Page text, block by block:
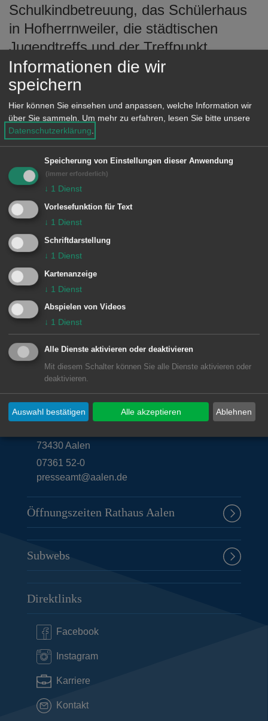
Schulkindbetreuung, das Schülerhaus
in Hofherrnweiler, die städtischen
Jugendtreffs und der Treffpunkt
Rötenberg sind an diesem Tag nicht
geöffnet. Auch die Stadtbibliothek und
ihre Zweigstellen sowie das
Urweltmuseum und die
Begegnungsstätte Bürgerspital haben
geschlossen.
Das Besucherbergwerk „Tiefer Stollen“
sowie das Limesmuseum Aalen haben
an diesem Tag geöffnet und können zu
den üblichen Öffnungszeiten besucht
werden.
© Stadt Aalen, 11.07.2019
Unsere Anschrift
Rathaus Aalen
73430Aalen
07361 52-0
presseamt@aalen.de
Öffnungszeiten Rathaus Aalen
Subwebs
Direktlinks
Facebook
Instagram
Karriere
Kontakt
Informationen die wir
speichern
Hier können Sie einsehen und anpassen, welche Information wir
über Sie sammeln. Um mehr zu erfahren, lesen Sie bitte unsere
Datenschutzerklärung.
Speicherung von Einstellungen dieser Anwendung
(immer erforderlich)
↓ 1 Dienst
Vorlesefunktion für Text
↓ 1 Dienst
Schriftdarstellung
↓ 1 Dienst
Kartenanzeige
↓ 1 Dienst
Abspielen von Videos
↓ 1 Dienst
Alle Dienste aktivieren oder deaktivieren
Mit diesem Schalter können Sie alle Dienste aktivieren oder
deaktivieren.
Ablehnen
Auswahl bestätigen Alle akzeptieren